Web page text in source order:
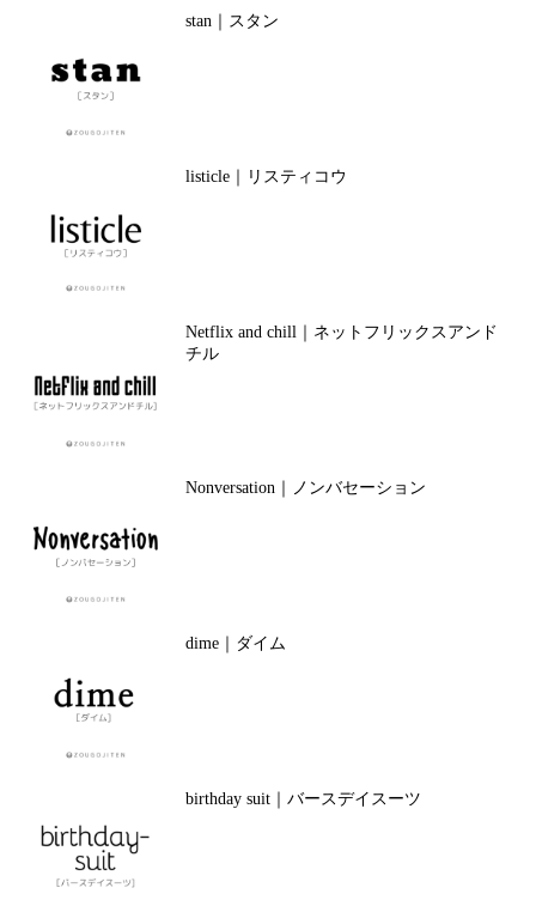
stan｜スタン
listicle｜リスティコウ
Netflix and chill｜ネットフリックスアンド
チル
Nonversation｜ノンバセーション
dime｜ダイム
birthday suit｜バースデイスーツ